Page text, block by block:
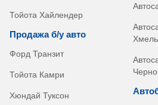
Тойота Хайлендер
Продажа б/у авто
Форд Транзит
Тойота Камри
Хюндай Туксон